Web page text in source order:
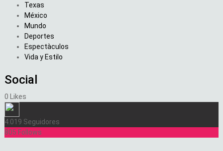
Texas
México
Mundo
Deportes
Espectàculos
Vida y Estilo
Social
0 Likes
4.019 Seguidores
805 Follows